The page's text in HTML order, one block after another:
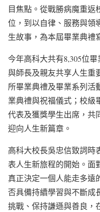
目焦點。從戰勝病魔重返
位，到以自律、服務與領
生故事，為本屆畢業典禮
今年高科大共有8,305位
與師長及親友共享人生重
所畢業典禮及畢業系列活
業典禮與祝福儀式；校級
代表及獲獎學生出席，共
迎向人生新篇章。
高科大校長吳忠信致詞時
表人生新旅程的開始。面
真正決定一個人能走多遠
否具備持續學習與不斷成
挑戰、保持謙遜與善良，